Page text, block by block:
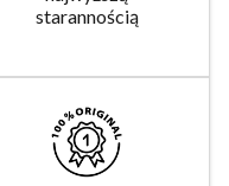
starannością